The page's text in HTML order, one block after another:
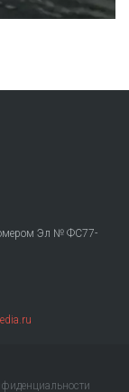
Эл № ФС77-